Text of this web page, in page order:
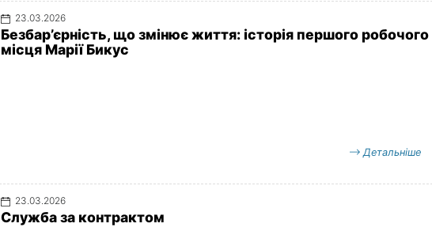
23.03.2026
Безбар’єрність, що змінює життя: історія першого робочого
місця Марії Бикус
Детальніше
23.03.2026
Служба за контрактом